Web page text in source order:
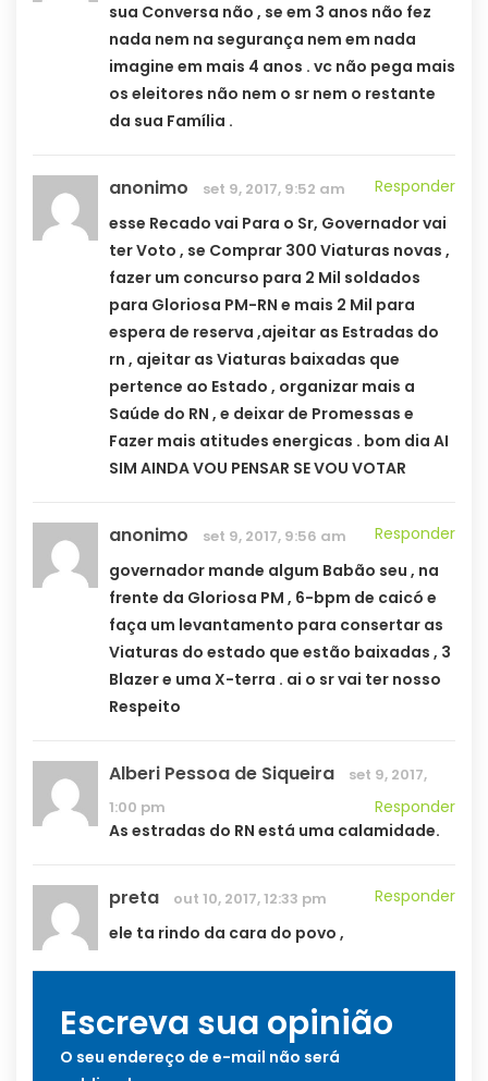
sua Conversa não , se em 3 anos não fez
nada nem na segurança nem em nada
imagine em mais 4 anos . vc não pega mais
os eleitores não nem o sr nem o restante
da sua Família .
anonimo set 9, 2017, 9:52 am
Responder
esse Recado vai Para o Sr, Governador vai
ter Voto , se Comprar 300 Viaturas novas ,
fazer um concurso para 2 Mil soldados
para Gloriosa PM-RN e mais 2 Mil para
espera de reserva ,ajeitar as Estradas do
rn , ajeitar as Viaturas baixadas que
pertence ao Estado , organizar mais a
Saúde do RN , e deixar de Promessas e
Fazer mais atitudes energicas . bom dia AI
SIM AINDA VOU PENSAR SE VOU VOTAR
anonimo set 9, 2017, 9:56 am
Responder
governador mande algum Babão seu , na
frente da Gloriosa PM , 6-bpm de caicó e
faça um levantamento para consertar as
Viaturas do estado que estão baixadas , 3
Blazer e uma X-terra . ai o sr vai ter nosso
Respeito
Alberi Pessoa de Siqueira
set 9, 2017,
1:00 pm
Responder
As estradas do RN está uma calamidade.
preta out 10, 2017, 12:33 pm
Responder
ele ta rindo da cara do povo ,
Escreva sua opinião
O seu endereço de e-mail não será